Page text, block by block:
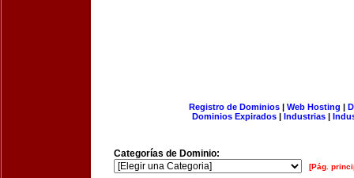
Registro de Dominios| Web Hosting |
Dominios Expirados | Industrias |
Categorías de Dominio:
[Pág.